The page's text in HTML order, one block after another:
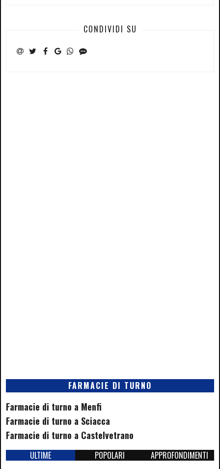
CONDIVIDI SU
FARMACIE DI TURNO
Farmacie di turno a Menfi
Farmacie di turno a Sciacca
Farmacie di turno a Castelvetrano
ULTIME POPOLARI APPROFONDIMENTI